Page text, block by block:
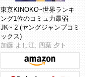
東京KINOKO~世界ランキ
ング1位のコミュ力最弱
JK~ 2 (ヤングジャンプコミ
ックス)
加藤 よし江, 四葉 夕ト